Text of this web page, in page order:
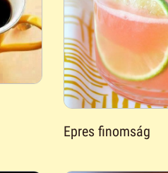
Epres finomság